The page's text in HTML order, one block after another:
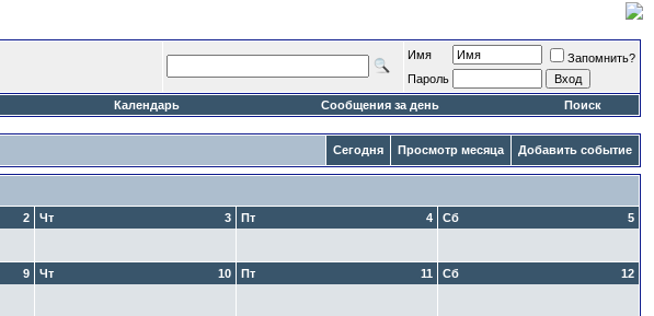
Имя
Запомнить?
Пароль
Календарь Сообщения за день Поиск
Сегодня Просмотр месяца Добавить событие
2 3
Чт 4
Пт 5
Сб
9 10
Чт 11
Пт 12
Сб